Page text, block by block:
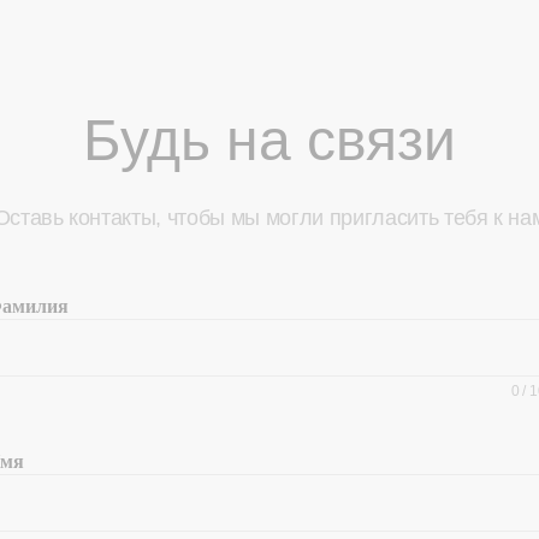
Будь на связи
контакты, чтобы мы могли пригласить тебя к
0 /